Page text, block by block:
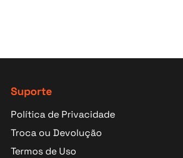
Suporte
Política de Privacidade
Troca ou Devolução
Termos de Uso